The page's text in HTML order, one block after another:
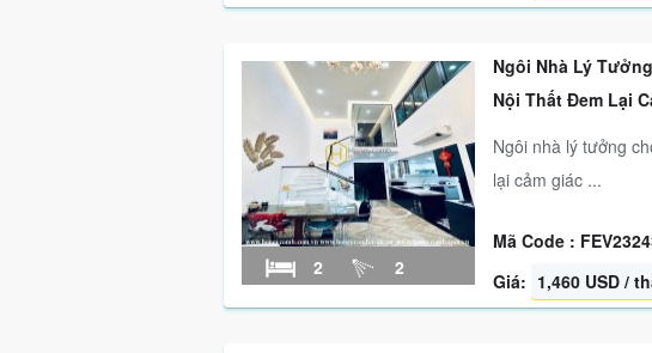
2 2
Ngôi Nhà Lý
Nội Thất Đem Lại
Ngôi nhà lý tưởng
lại cảm giác ...
Mã Code :
Giá: 1,460 USD /